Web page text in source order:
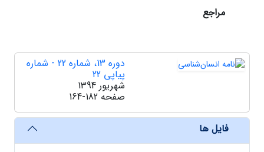
مراجع
دوره 13، شماره 22 - شماره
پیاپی 22
شهریور 1394
صفحه 164-182
فایل ها